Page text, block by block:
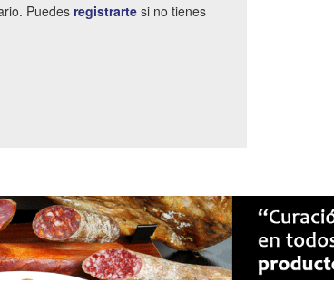
Puedes registrarte si no tienes